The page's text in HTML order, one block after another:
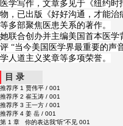
医学写作，文章多见于《纽约
物，已出版《好好沟通，才能治
等多部聚焦医患关系的著作。
她联合创办并主编美国首本医
评 “当今美国医学界最重要的声
学人道主义奖章等多项荣誉。
目 录
推荐序 1 贾伟平 / 001
推荐序 2 崔玉涛 / 001
推荐序 3 王一方 / 001
推荐序 4 姜 岳 / 001
第 1 章 你的表达我“听”不见 001